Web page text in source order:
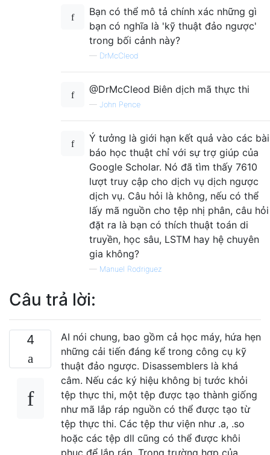
Bạn có thể mô tả chính xác những gì
bạn có nghĩa là 'kỹ thuật đảo ngược'
trong bối cảnh này?
— DrMcCleod
@DrMcCleod Biên dịch mã thực thi
— John Pence
Ý tưởng là giới hạn kết quả vào các bài
báo học thuật chỉ với sự trợ giúp của
Google Scholar. Nó đã tìm thấy 7610
lượt truy cập cho dịch vụ dịch ngược
dịch vụ. Câu hỏi là không, nếu có thể
lấy mã nguồn cho tệp nhị phân, câu hỏi
đặt ra là bạn có thích thuật toán di
truyền, học sâu, LSTM hay hệ chuyên
gia không?
— Manuel Rodriguez
Câu trả lời:
4
AI nói chung, bao gồm cả học máy, hứa hẹn
những cải tiến đáng kể trong công cụ kỹ
thuật đảo ngược. Disassemblers là khá
câm. Nếu các ký hiệu không bị tước khỏi
tệp thực thi, một tệp được tạo thành giống
như mã lắp ráp nguồn có thể được tạo từ
tệp thực thi. Các tệp thư viện như .a, .so
hoặc các tệp dll cũng có thể được khôi
phục để lắp ráp. Trong trường hợp của